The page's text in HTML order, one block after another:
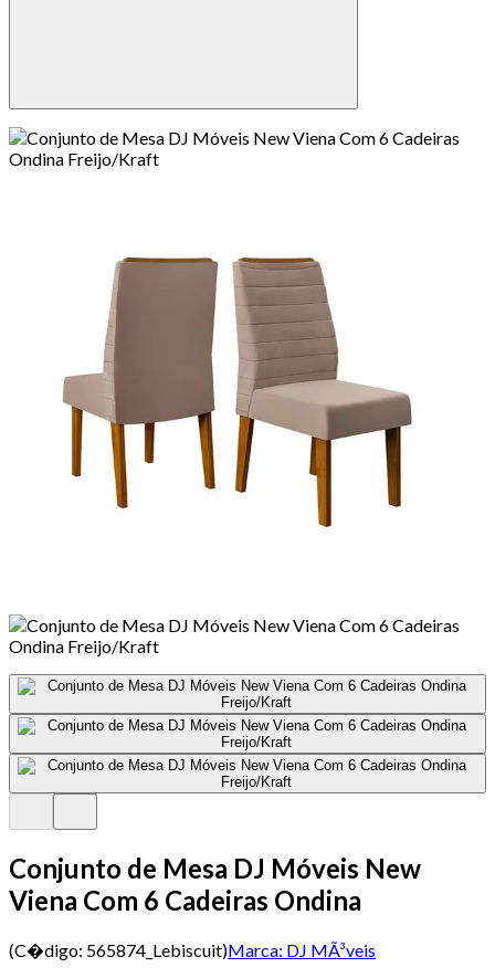
Conjunto de Mesa DJ Móveis New
Viena Com 6 Cadeiras Ondina
(C�digo: 565874_Lebiscuit)Marca: DJ MÃ³veis